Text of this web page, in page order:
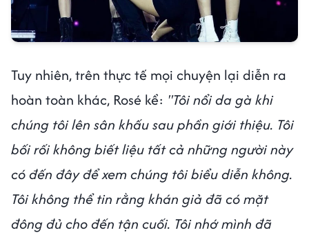
Tuy nhiên, trên thực tế mọi chuyện lại diễn ra
hoàn toàn khác, Rosé kể: "Tôi nổi da gà khi
chúng tôi lên sân khấu sau phần giới thiệu. Tôi
bối rối không biết liệu tất cả những người này
có đến đây để xem chúng tôi biểu diễn không.
Tôi không thể tin rằng khán giả đã có mặt
đông đủ cho đến tận cuối. Tôi nhớ mình đã